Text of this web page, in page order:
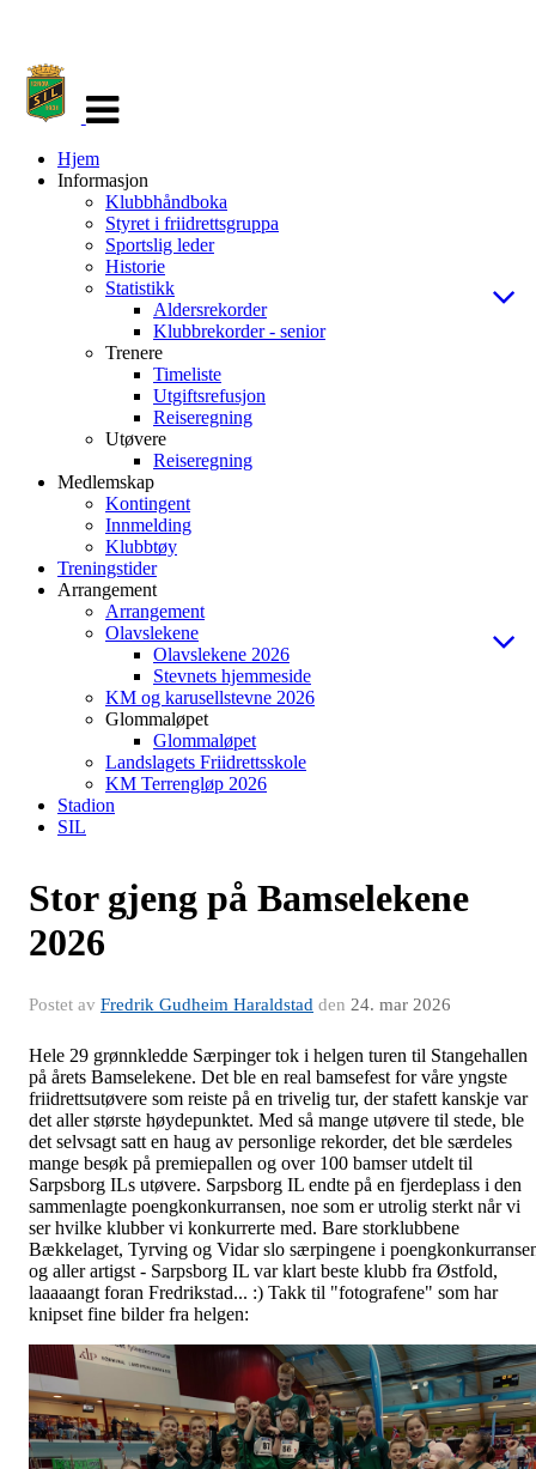
navigasjon
Hjem
Informasjon
Klubbhåndboka
Styret i friidrettsgruppa
Sportslig leder
Historie
Statistikk
Aldersrekorder
Klubbrekorder - senior
Trenere
Timeliste
Utgiftsrefusjon
Reiseregning
Utøvere
Reiseregning
Medlemskap
Kontingent
Innmelding
Klubbtøy
Treningstider
Arrangement
Arrangement
Olavslekene
Olavslekene 2026
Stevnets hjemmeside
KM og karusellstevne 2026
Glommaløpet
Glommaløpet
Landslagets Friidrettsskole
KM Terrengløp 2026
Stadion
SIL
Stor gjeng på Bamselekene
2026
Postet av Fredrik Gudheim Haraldstad den 24. mar 2026
Hele 29 grønnkledde Særpinger tok i helgen turen til Stangehallen
på årets Bamselekene. Det ble en real bamsefest for våre yngste
friidrettsutøvere som reiste på en trivelig tur, der stafett kanskje var
det aller største høydepunktet. Med så mange utøvere til stede, ble
det selvsagt satt en haug av personlige rekorder, det ble særdeles
mange besøk på premiepallen og over 100 bamser utdelt til
Sarpsborg ILs utøvere. Sarpsborg IL endte på en fjerdeplass i den
sammenlagte poengkonkurransen, noe som er utrolig sterkt når vi
ser hvilke klubber vi konkurrerte med. Bare storklubbene
Bækkelaget, Tyrving og Vidar slo særpingene i
og aller artigst - Sarpsborg IL var klart beste klubb fra Østfold,
laaaaangt foran Fredrikstad... :) Takk til "fotografene" som har
knipset fine bilder fra helgen: